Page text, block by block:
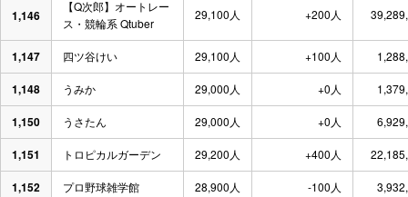
1,146
【Q次郎】オートレー
ス・競輪系 Qtuber
29,100人 +200人
1,147 四ツ谷けい 29,100人 +100人
1,148 うみか 29,000人 +0人
1,150 うさたん 29,000人 +0人
1,151 トロピカルガーデン 29,200人 +400人
1,152 プロ野球雑学館 28,900人 -100人